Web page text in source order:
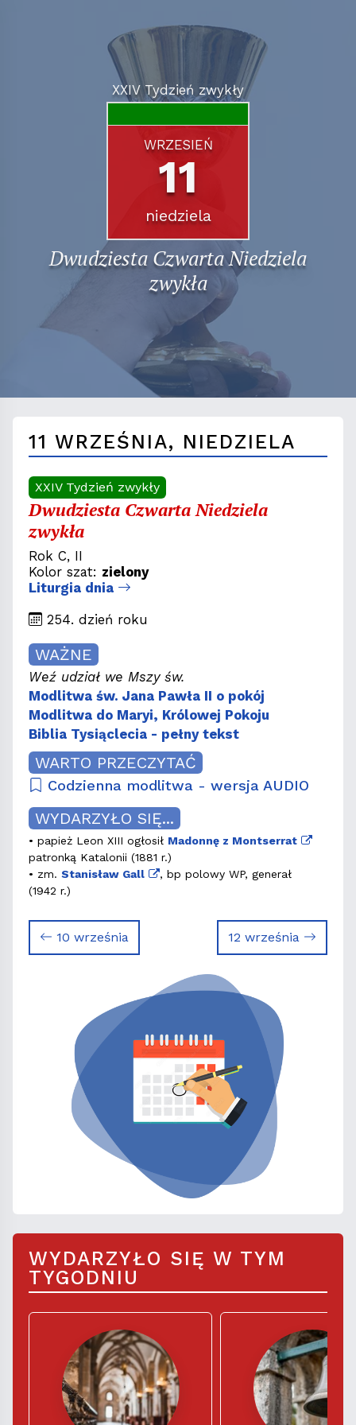
XXIV Tydzień zwykły
WRZESIEŃ
11
niedziela
Dwudziesta Czwarta Niedziela
zwykła
11 WRZEŚNIA, NIEDZIELA
XXIV Tydzień zwykły
Dwudziesta Czwarta Niedziela
zwykła
Rok C, II
Kolor szat: zielony
Liturgia dnia
254. dzień roku
WAŻNE
Weź udział we Mszy św.
Modlitwa św. Jana Pawła II o pokój
Modlitwa do Maryi, Królowej Pokoju
Biblia Tysiąclecia - pełny tekst
WARTO PRZECZYTAĆ
Codzienna modlitwa - wersja AUDIO
WYDARZYŁO SIĘ...
• papież Leon XIII ogłosił Madonnę z Montserrat
patronką Katalonii (1881 r.)
• zm. Stanisław Gall
, bp polowy WP, generał
(1942 r.)
10 września 12 września
WYDARZYŁO SIĘ W TYM
TYGODNIU